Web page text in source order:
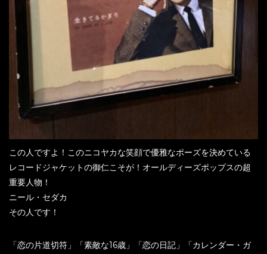
この人ですよ！このニコヤカな笑顔で優雅なポーズを決めている
レコードジャケットの御仁こそが！オールディーズポップスの超
重要人物！
ニール・セダカ
その人です！
「恋の片道切符」「素敵な16歳」「恋の日記」「カレンダー・ガ